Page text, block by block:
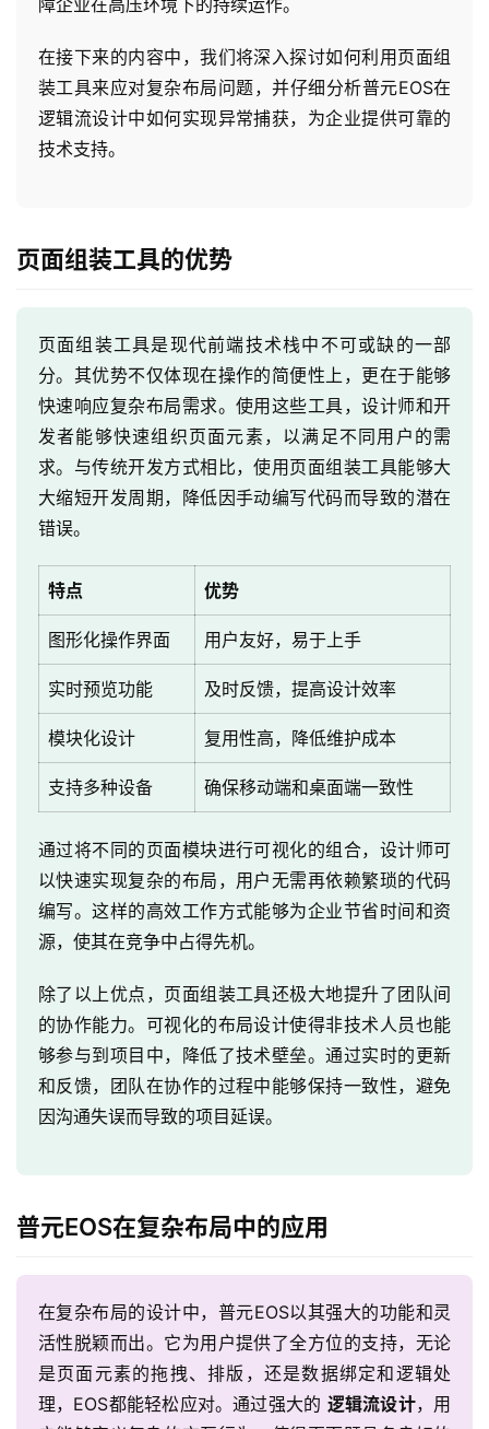
障企业在高压环境下的持续运作。
在接下来的内容中，我们将深入探讨如何利用页面组
装工具来应对复杂布局问题，并仔细分析普元EOS在
逻辑流设计中如何实现异常捕获，为企业提供可靠的
技术支持。
页面组装工具的优势
页面组装工具是现代前端技术栈中不可或缺的一部
分。其优势不仅体现在操作的简便性上，更在于能够
快速响应复杂布局需求。使用这些工具，设计师和开
发者能够快速组织页面元素，以满足不同用户的需
求。与传统开发方式相比，使用页面组装工具能够大
大缩短开发周期，降低因手动编写代码而导致的潜在
错误。
特点 优势
图形化操作界面 用户友好，易于上手
实时预览功能 及时反馈，提高设计效率
模块化设计 复用性高，降低维护成本
支持多种设备 确保移动端和桌面端一致性
通过将不同的页面模块进行可视化的组合，设计师可
以快速实现复杂的布局，用户无需再依赖繁琐的代码
编写。这样的高效工作方式能够为企业节省时间和资
源，使其在竞争中占得先机。
除了以上优点，页面组装工具还极大地提升了团队间
的协作能力。可视化的布局设计使得非技术人员也能
够参与到项目中，降低了技术壁垒。通过实时的更新
和反馈，团队在协作的过程中能够保持一致性，避免
因沟通失误而导致的项目延误。
普元EOS在复杂布局中的应用
在复杂布局的设计中，普元EOS以其强大的功能和灵
活性脱颖而出。它为用户提供了全方位的支持，无论
是页面元素的拖拽、排版，还是数据绑定和逻辑处
理，EOS都能轻松应对。通过强大的 逻辑流设计，用